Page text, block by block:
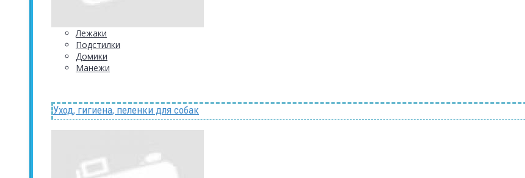
Лежаки
Подстилки
Домики
Манежи
Уход, гигиена, пеленки для собак